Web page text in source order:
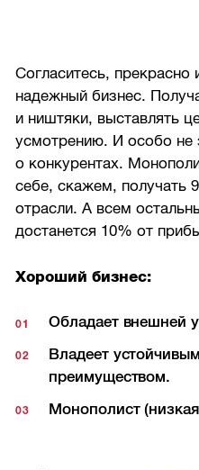
Согласитесь, прекрасно
надежный бизнес.
и ништяки, выставлять
усмотрению. И особо не
о конкурентах.
себе, скажем, получать
отрасли. А всем
достанется 10% от
Хороший бизнес:
Обладает внешней
Владеет
преимуществом.
Монополист